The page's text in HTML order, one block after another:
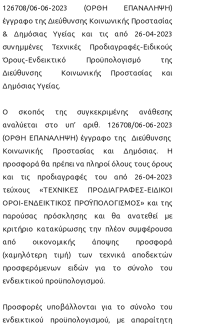
126708/06-06-2023 (ΟΡΘΗ ΕΠΑΝΑΛΗΨΗ)
έγγραφο της Διεύθυνσης Κοινωνικής Προστασίας
& Δημόσιας Υγείας και τις από 26-04-2023
συνημμένες Τεχνικές Προδιαγραφές-Ειδικούς
Όρους-Ενδεικτικό Προϋπολογισμό της
Διεύθυνσης Κοινωνικής Προστασίας και
Δημόσιας Υγείας.
Ο σκοπός της συγκεκριμένης ανάθεσης
αναλύεται στο υπ’ αριθ. 126708/06-06-2023
(ΟΡΘΗ ΕΠΑΝΑΛΗΨΗ) έγγραφο της Διεύθυνσης
Κοινωνικής Προστασίας και Δημόσιας. Η
προσφορά θα πρέπει να πληροί όλους τους όρους
και τις προδιαγραφές του από 26-04-2023
τεύχους «ΤΕΧΝΙΚΕΣ ΠΡΟΔΙΑΓΡΑΦΕΣ-ΕΙΔΙΚΟΙ
ΟΡΟΙ-ΕΝΔΕΙΚΤΙΚΟΣ ΠΡΟΫΠΟΛΟΓΙΣΜΟΣ» και της
παρούσας πρόσκλησης και θα ανατεθεί με
κριτήριο κατακύρωσης την πλέον συμφέρουσα
από οικονομικής άποψης προσφορά
(χαμηλότερη τιμή) των τεχνικά αποδεκτών
προσφερόμενων ειδών για το σύνολο του
ενδεικτικού προϋπολογισμού.
Προσφορές υποβάλλονται για το σύνολο του
ενδεικτικού προϋπολογισμού, με απαραίτητη